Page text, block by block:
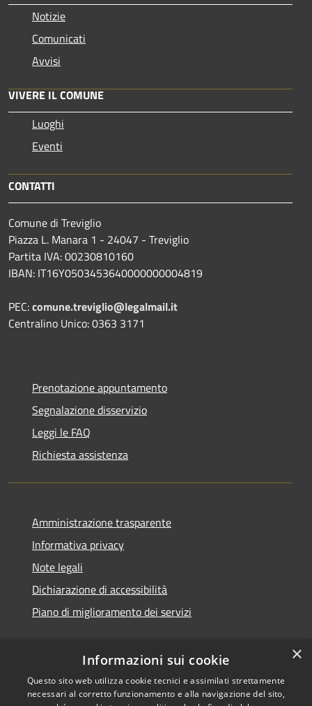
Notizie
Comunicati
Avvisi
VIVERE IL COMUNE
Luoghi
Eventi
CONTATTI
Comune di Treviglio
Piazza L. Manara 1 - 24047 - Treviglio
Partita IVA: 00230810160
IBAN: IT16Y0503453640000000004819
PEC:comune.treviglio@legalmail.it
Centralino Unico: 0363 3171
Prenotazione appuntamento
Segnalazione disservizio
Leggi le FAQ
Richiesta assistenza
Amministrazione trasparente
Informativa privacy
Note legali
Dichiarazione di accessibilità
Piano di miglioramento dei servizi
RSS
Accessibilità
Copyright © 2026 • Comune di
Treviglio • Powered by
×
Informazioni sui cookie
Questo sito web utilizza cookie tecnici e assimilati strettamente
necessari al corretto funzionamento e alla navigazione del sito,